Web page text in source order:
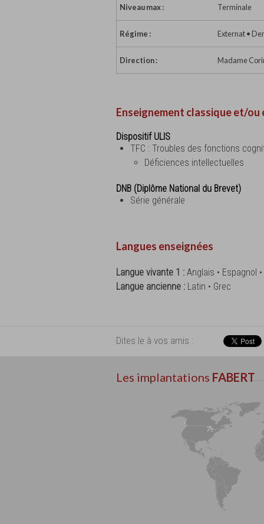
Niveau max : Terminale
Régime : Externat •
Direction : Madame
Enseignement classique et/ou
Dispositif ULIS
TFC : Troubles des fonctions
Déficiences intellectuelles
DNB (Diplôme National du Brevet)
Série générale
Langues enseignées
Langue vivante 1 : Anglais • Espagnol
Langue ancienne : Latin • Grec
Dites le à vos amis :
Les implantations FABERT